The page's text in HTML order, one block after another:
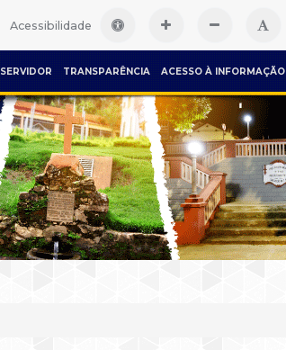
Acessibilidade
SERVIDOR TRANSPARÊNCIA ACESSO À INFORMAÇÃO